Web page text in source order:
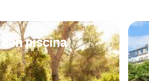
piscina